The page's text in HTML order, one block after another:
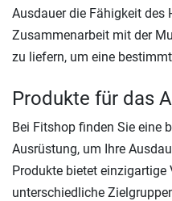
Ausdauer die Fähigkeit des
Zusammenarbeit mit der
zu liefern, um eine
Produkte für das
Bei Fitshop finden Sie eine
Ausrüstung, um Ihre
Produkte bietet einzigartige
unterschiedliche